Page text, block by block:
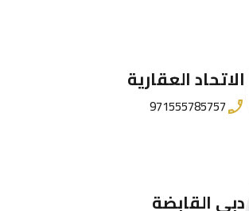
الاتحاد العقارية
971555785757
دبي القابضة